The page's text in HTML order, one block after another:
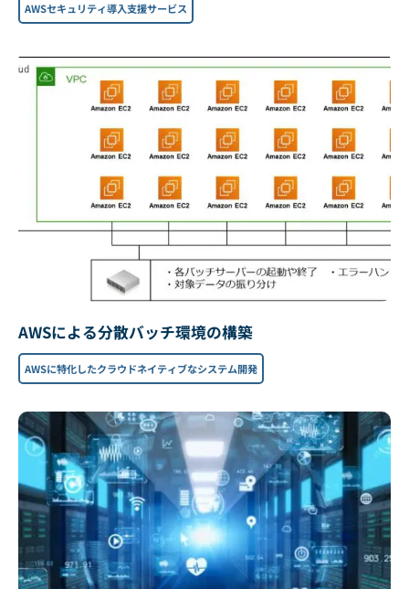
AWSセキュリティ導入支援サービス
AWSによる分散バッチ環境の構築
AWSに特化したクラウドネイティブなシステム開発